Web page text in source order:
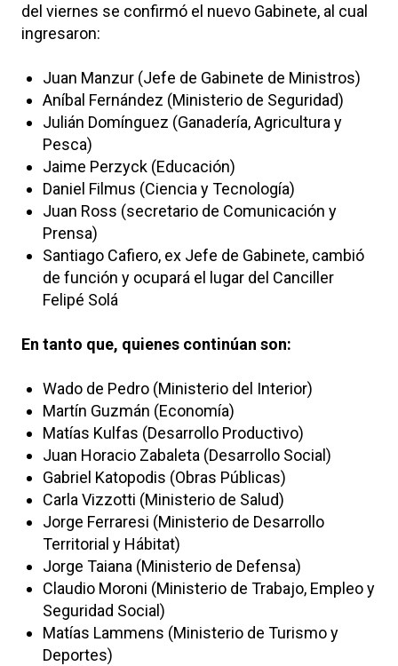
del viernes se confirmó el nuevo Gabinete, al cual
ingresaron:
Juan Manzur (Jefe de Gabinete de Ministros)
Aníbal Fernández (Ministerio de Seguridad)
Julián Domínguez (Ganadería, Agricultura y
Pesca)
Jaime Perzyck (Educación)
Daniel Filmus (Ciencia y Tecnología)
Juan Ross (secretario de Comunicación y
Prensa)
Santiago Cafiero, ex Jefe de Gabinete, cambió
de función y ocupará el lugar del Canciller
Felipé Solá
En tanto que, quienes continúan son:
Wado de Pedro (Ministerio del Interior)
Martín Guzmán (Economía)
Matías Kulfas (Desarrollo Productivo)
Juan Horacio Zabaleta (Desarrollo Social)
Gabriel Katopodis (Obras Públicas)
Carla Vizzotti (Ministerio de Salud)
Jorge Ferraresi (Ministerio de Desarrollo
Territorial y Hábitat)
Jorge Taiana (Ministerio de Defensa)
Claudio Moroni (Ministerio de Trabajo, Empleo y
Seguridad Social)
Matías Lammens (Ministerio de Turismo y
Deportes)